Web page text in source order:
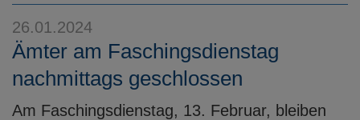
26.01.2024
Ämter am Faschingsdienstag
nachmittags geschlossen
Am Faschingsdienstag, 13. Februar, bleiben